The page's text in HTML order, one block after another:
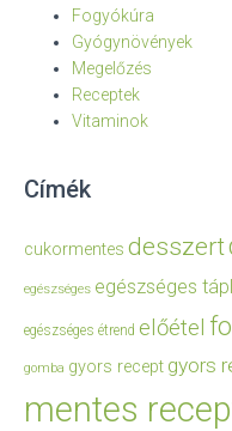
Fogyókúra
Gyógynövények
Megelőzés
Receptek
Vitaminok
Címék
cukormentes desszert
egészséges egészséges
egészséges étrend előétel
gomba gyors recept gyors
mentes